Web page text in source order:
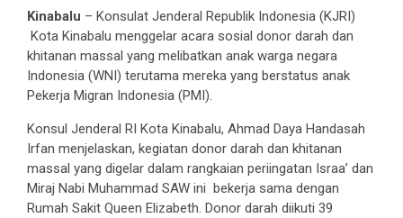
Kinabalu – Konsulat Jenderal Republik Indonesia (KJRI)
Kota Kinabalu menggelar acara sosial donor darah dan
khitanan massal yang melibatkan anak warga negara
Indonesia (WNI) terutama mereka yang berstatus anak
Pekerja Migran Indonesia (PMI).
Konsul Jenderal RI Kota Kinabalu, Ahmad Daya Handasah
Irfan menjelaskan, kegiatan donor darah dan khitanan
massal yang digelar dalam rangkaian periingatan Israa’ dan
Miraj Nabi Muhammad SAW ini bekerja sama dengan
Rumah Sakit Queen Elizabeth. Donor darah diikuti 39